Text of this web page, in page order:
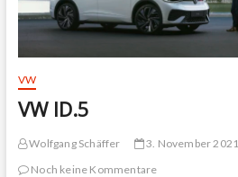
VW
VW ID.5
Wolfgang Schäffer
3. November 2021
Noch keine Kommentare